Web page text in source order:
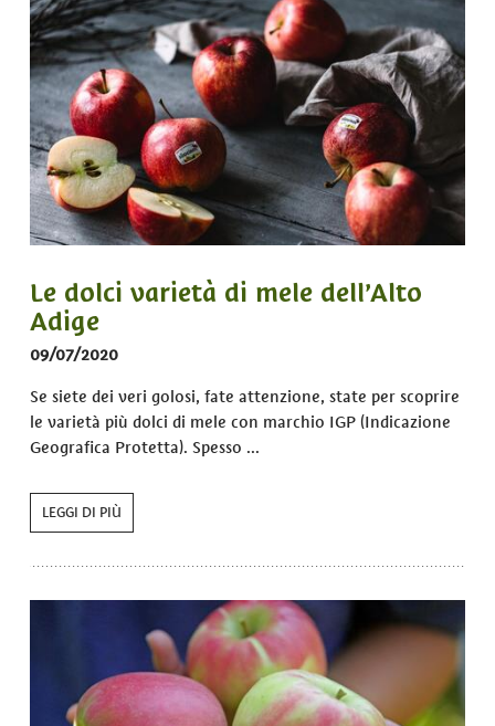
Le dolci varietà di mele dell’Alto
Adige
09/07/2020
Se siete dei veri golosi, fate attenzione, state per scoprire
le varietà più dolci di mele con marchio IGP (Indicazione
Geografica Protetta). Spesso ...
LEGGI DI PIÙ